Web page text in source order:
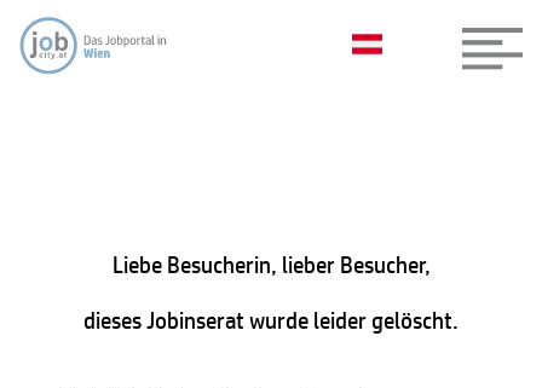
Liebe Besucherin, lieber Besucher,
dieses Jobinserat wurde leider gelöscht.